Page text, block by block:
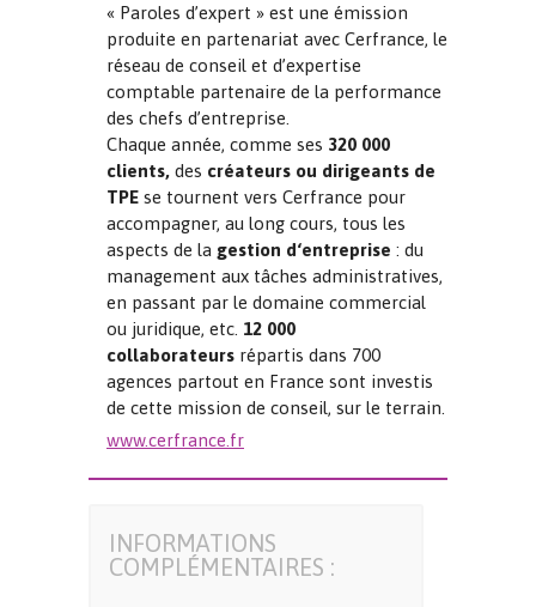
« Paroles d’expert » est une émission
produite en partenariat avec Cerfrance, le
réseau de conseil et d’expertise
comptable partenaire de la performance
des chefs d’entreprise.
Chaque année, comme ses 320 000
clients, des créateurs ou dirigeants de
TPE se tournent vers Cerfrance pour
accompagner, au long cours, tous les
aspects de la gestion d‘entreprise : du
management aux tâches administratives,
en passant par le domaine commercial
ou juridique, etc. 12 000
collaborateurs répartis dans 700
agences partout en France sont investis
de cette mission de conseil, sur le terrain.
www.cerfrance.fr
INFORMATIONS
COMPLÉMENTAIRES :